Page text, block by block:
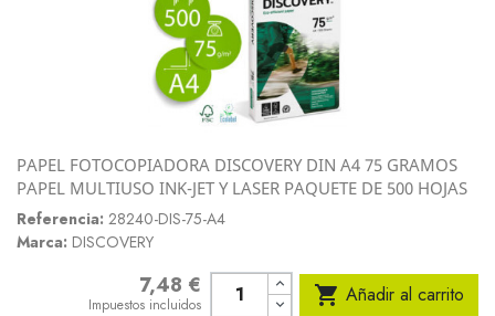
PAPEL FOTOCOPIADORA DISCOVERY DIN A4 75 GRAMOS
PAPEL MULTIUSO INK-JET Y LASER PAQUETE DE 500 HOJAS
Referencia: 28240-DIS-75-A4
Marca: DISCOVERY
7,48 €
Impuestos incluidos  Añadir al carrito